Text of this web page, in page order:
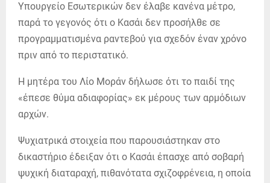
Υπουργείο Εσωτερικών δεν έλαβε κανένα μέτρο,
παρά το γεγονός ότι ο Κασάι δεν προσήλθε σε
προγραμματισμένα ραντεβού για σχεδόν έναν χρόνο
πριν από το περιστατικό.
Η μητέρα του Λίο Μοράν δήλωσε ότι το παιδί της
«έπεσε θύμα αδιαφορίας» εκ μέρους των αρμόδιων
αρχών.
Ψυχιατρικά στοιχεία που παρουσιάστηκαν στο
δικαστήριο έδειξαν ότι ο Κασάι έπασχε από σοβαρή
ψυχική διαταραχή, πιθανότατα σχιζοφρένεια, η οποία